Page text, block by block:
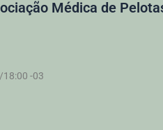
Médica de
/18:00 -03